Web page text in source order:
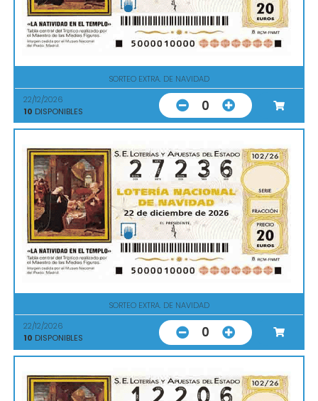
SORTEO EXTRA. DE NAVIDAD
22/12/2026
10 DISPONIBLES 0
SORTEO EXTRA. DE NAVIDAD
22/12/2026
10 DISPONIBLES 0